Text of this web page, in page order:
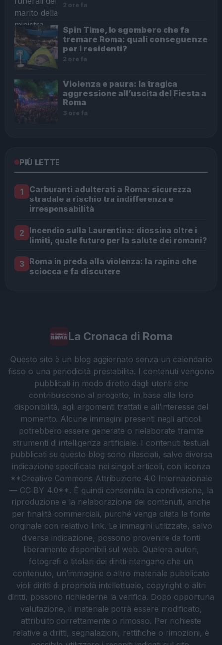
2 ore fa
Spin Time, lo sgombero che fa
tremare Roma: quali conseguenze
per i residenti?
2 ore fa
Violenza e paura: la tragica
aggressione all’uscita del Fiesta a
Roma
3 ore fa
PIÙ LETTE
1
Carburanti adulterati a Roma: sicurezza
stradale a rischio tra indifferenza e
irresponsabilità
2 Incendio sulla Laurentina: diossina oltre i
limiti, quale futuro per la salute dei romani?
3 Roma in preda alla violenza: la rapina che
sciocca e fa discutere
La Cronaca di Roma
Questo sito è un blog aggiornato senza un calendario
fisso o una periodicità prestabilita. I contenuti vengono
pubblicati in modo diretto dagli utenti che
contribuiscono al progetto, in base alla loro
disponibilità, agli argomenti trattati e all’interesse del
momento. Alcune immagini presenti negli articoli
potrebbero essere generate o rielaborate tramite
strumenti di intelligenza artificiale. I contenuti testuali
pubblicati su questo blog sono rilasciati, salvo diversa
indicazione specificata nei singoli articoli, con licenza
**Creative Commons Attribuzione 4.0 Internazionale
— CC BY 4.0**. È quindi consentita la condivisione, la
riproduzione e la rielaborazione dei contenuti, anche
per finalità commerciali, purché venga citata la fonte
originale con relativo link. Le immagini utilizzate, salvo
diversa indicazione, possono provenire da fonti
liberamente disponibili sul web. Qualora autori,
fotografi o titolari dei diritti ritengano che un
contenuto, un’immagine o altro materiale pubblicato
violi diritti di proprietà intellettuale, copyright o altri
diritti, possono richiederne la verifica. Dopo opportuna
valutazione, il materiale potrà essere modificato,
attribuito correttamente o rimosso. Per richieste
relative a diritti, segnalazioni, rettifiche o rimozioni, è